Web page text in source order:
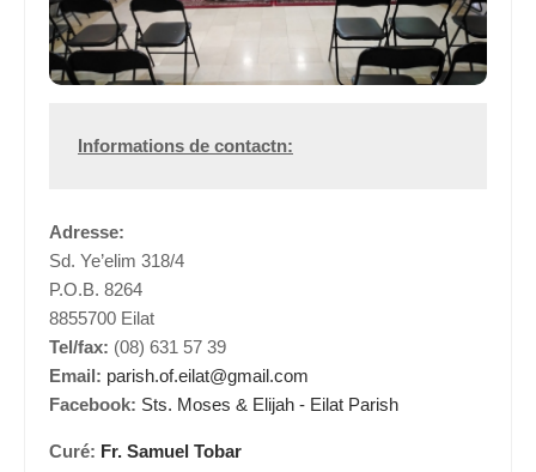
Informations de contactn:
Adresse:
Sd. Ye’elim 318/4
P.O.B. 8264
8855700 Eilat
Tel/fax:(08) 631 57 39
Email:parish.of.eilat@gmail.com
Facebook:Sts. Moses & Elijah - Eilat Parish
Curé:Fr. Samuel Tobar